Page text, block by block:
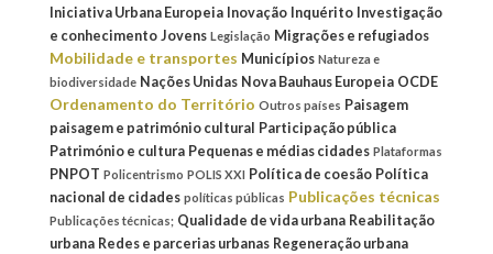
Iniciativa Urbana Europeia Inovação Inquérito Investigação
e conhecimento Jovens Legislação Migrações e refugiados
Mobilidade e transportes Municípios Natureza e
biodiversidade Nações Unidas Nova Bauhaus Europeia OCDE
Ordenamento do Território Outros países Paisagem
paisagem e património cultural Participação pública
Património e cultura Pequenas e médias cidades Plataformas
PNPOT Policentrismo POLIS XXI Política de coesão Política
nacional de cidades políticas públicas Publicações técnicas
Publicações técnicas; Qualidade de vida urbana Reabilitação
urbana Redes e parcerias urbanas Regeneração urbana